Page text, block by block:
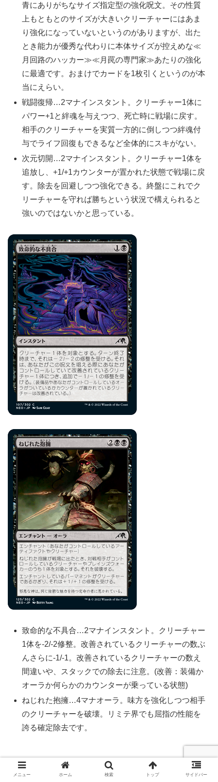
青にありがちなサイズ指定型の強化呪文。その性質
上もともとのサイズが大きいクリーチャーにはあま
り強化になっていないというのがありますが、出た
とき能力が優秀な代わりに本体サイズが控えめな≪
月回路のハッカー≫≪月罠の専門家≫あたりの強化
に最適です。おまけでカードを1枚引くというのが本
当にえらい。
戦闘復帰…2マナインスタント。クリーチャー1体に
パワー+1と絆魂を与えつつ、死亡時に戦場に戻す。
相手のクリーチャーを実質一方的に倒しつつ絆魂付
与でライフ回復もできるなど全体的にスキがない。
次元切開…2マナインスタント。クリーチャー1体を
追放し、+1/+1カウンターが置かれた状態で戦場に戻
す。除去を回避しつつ強化できる。終盤にこれでク
リーチャーを守れば勝ちという状況で構えられると
強いのではないかと思っている。
致命的な不具合…2マナインスタント。クリーチャー
1体を-2/-2修整。改善されているクリーチャーの数ぶ
んさらに-1/-1。改善されているクリーチャーの数え
間違いや、スタックでの除去に注意。(改善：装備か
オーラか何らかのカウンターが乗っている状態)
ねじれた抱擁…4マナオーラ。味方を強化しつつ相手
のクリーチャーを破壊。リミテ界でも屈指の性能を
誇る確定除去です。
【MTGA】ドラフト初心者におすすめ！『ブルーム
メニュー ホーム 検索 トップ サイドバー